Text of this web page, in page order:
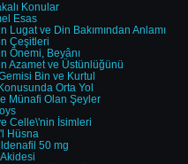
Konular
Esas
Lugat ve Din Bakımından Anlamı
Çeşitleri
Önemi, Beyânı
Azamet ve Üstünlüğünü
Bin ve Kurtul
Orta Yol
Münafi Olan Şeyler
Celle\'nin İsimleri
Hüsna
50 mg